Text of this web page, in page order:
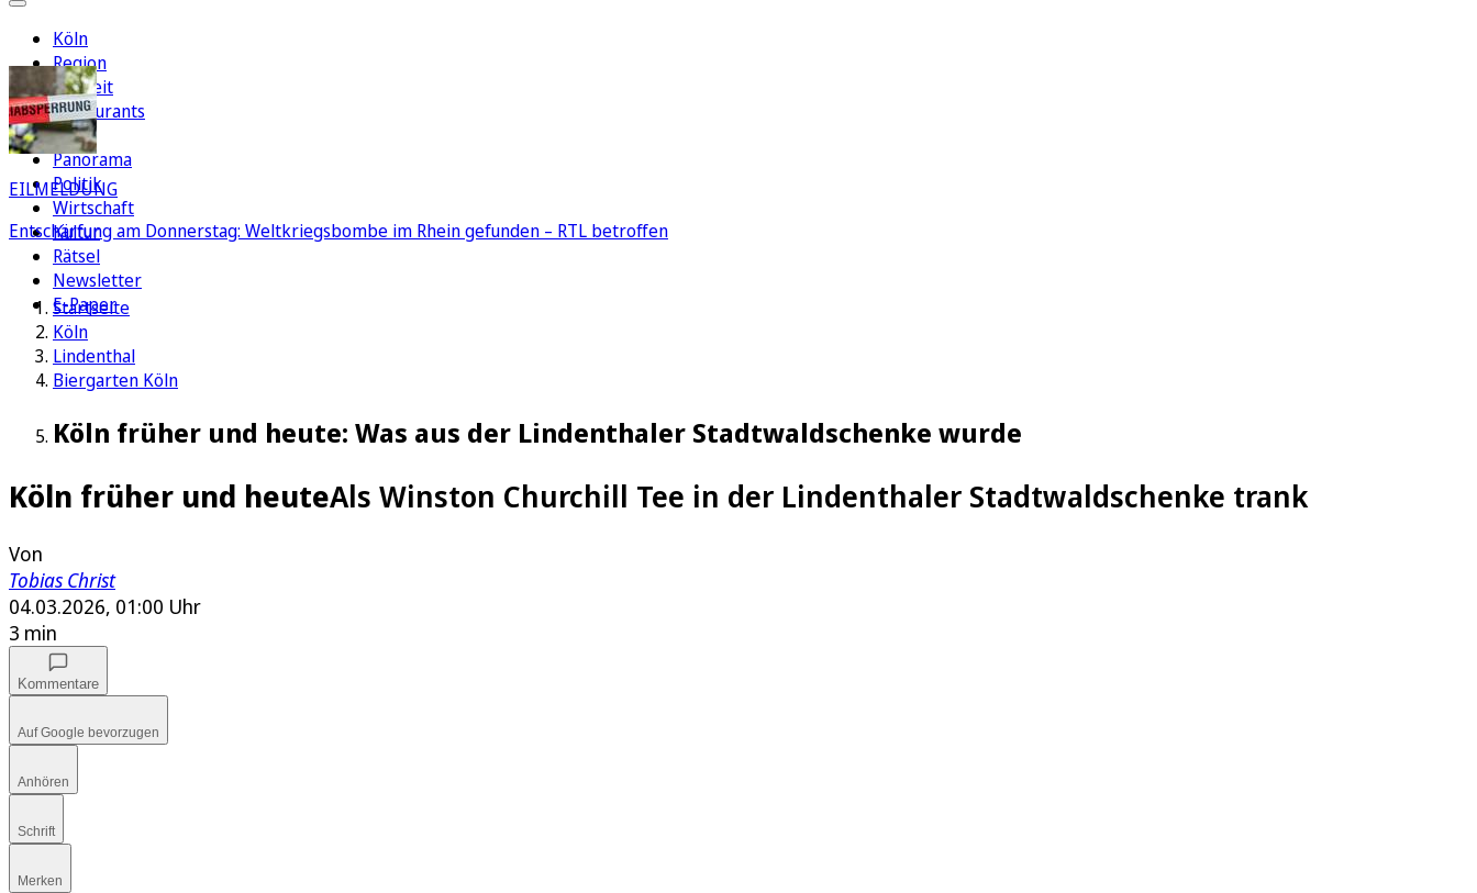
Köln
Region
Freizeit
Restaurants
FC
Panorama
Politik
Wirtschaft
Kultur
Rätsel
Newsletter
E-Paper
EILMELDUNG
Entschärfung am Donnerstag: Weltkriegsbombe im Rhein gefunden – RTL betroffen
Startseite
Köln
Lindenthal
Biergarten Köln
Köln früher und heute: Was aus der Lindenthaler Stadtwaldschenke wurde
Köln früher und heuteAls Winston Churchill Tee in der Lindenthaler Stadtwaldschenke trank
Von
Tobias Christ
04.03.2026, 01:00 Uhr
3 min
Kommentare
Auf Google bevorzugen
Anhören
Schrift
Merken